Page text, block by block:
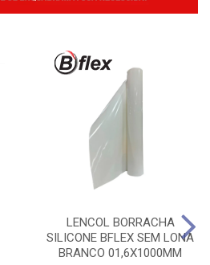
LENCOL BORRACHA
SILICONE BFLEX SEM LONA
BRANCO 01,6X1000MM